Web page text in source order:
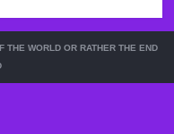
THE WORLD OR RATHER THE END